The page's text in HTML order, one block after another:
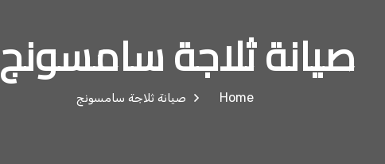
صيانة ثلاجة سامسونج
Home صيانة ثلاجة سامسونج